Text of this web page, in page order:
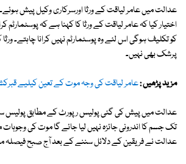
عدالت میں عامر لیاقت کے ورثا اورسرکاری وکیل پیش
اختیار کیا کہ عامر لیاقت کے ورثا کا کہنا ہے کہ
کو تکلیف ہوگی اس لئے وہ پوسٹمارٹم نہیں کرانا چاہتے۔
پرشک بھی نہیں۔
مزید پڑھیں :عامر لیاقت کی وجہ موت کے تعین کیلیے
عدالت میں پیش کی گئی پولیس رپورٹ کے مطابق پولیس
تک جسم کا اندرونی جائزہ نہیں لیا جائے گا موت کی
عدالت نے فریقین کے دلائل سننے کے بعد آج صبح فیصلہ